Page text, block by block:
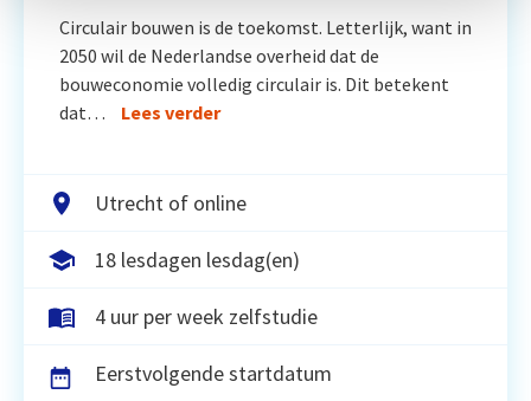
Circulair bouwen is de toekomst. Letterlijk, want in
2050 wil de Nederlandse overheid dat de
bouweconomie volledig circulair is. Dit betekent
dat…
Lees verder
Utrecht of online
18 lesdagen lesdag(en)
4 uur per week zelfstudie
Eerstvolgende startdatum